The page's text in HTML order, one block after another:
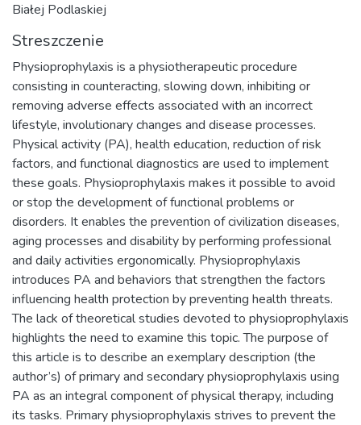
Białej Podlaskiej
Streszczenie
Physioprophylaxis is a physiotherapeutic procedure
consisting in counteracting, slowing down, inhibiting or
removing adverse effects associated with an incorrect
lifestyle, involutionary changes and disease processes.
Physical activity (PA), health education, reduction of risk
factors, and functional diagnostics are used to implement
these goals. Physioprophylaxis makes it possible to avoid
or stop the development of functional problems or
disorders. It enables the prevention of civilization diseases,
aging processes and disability by performing professional
and daily activities ergonomically. Physioprophylaxis
introduces PA and behaviors that strengthen the factors
influencing health protection by preventing health threats.
The lack of theoretical studies devoted to physioprophylaxis
highlights the need to examine this topic. The purpose of
this article is to describe an exemplary description (the
author’s) of primary and secondary physioprophylaxis using
PA as an integral component of physical therapy, including
its tasks. Primary physioprophylaxis strives to prevent the